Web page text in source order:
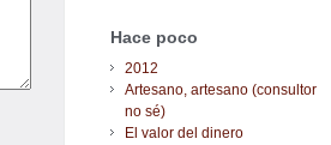
Hace poco
2012
Artesano, artesano (consultor
no sé)
El valor del dinero